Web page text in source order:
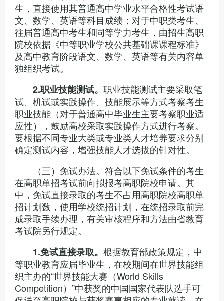
生，直接使用其普通高中学业水平合格性考试语
文、数学、英语等科目成绩；对于中职类考生、
往届普通高中考生和同等学力考生，由招生高职
院校依据《中等职业学校公共基础课课程标准》
及高中教育阶段语文、数学、英语等有关内容单
独组织考试。
2.职业技能测试。 职业技能测试主要采取笔
试、机试或实践操作、技能展示等方式考察考生
职业技能（对于普通高中毕业生主要考察职业适
应性），鼓励高校采取实践操作方式进行考察。
要根据不同专业大类或专业类人才培养要求分别
确定测试内容，增强技能人才选拔的针对性。
（三）免试办法。符合以下免试条件的考生
在高职单招考试前向拟报考高职院校申请。其
中，免试直接录取的考生不占用高职院校高职单
招计划数，使用学校统招计划，在统招录取前完
成录取手续办理，有关审核程序和方法由省教育
考试院另行规定。
1.免试直接录取。 根据教育部政策规定，中
等职业教育应届毕业生，在校期间在世界技能组
织主办的“世界技能大赛（World Skills
Competition）”中获奖的中国国家代表队选手可